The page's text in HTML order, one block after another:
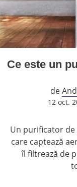
Ce este un
de
12 oct.
Un purificator
care captează
îl filtrează de